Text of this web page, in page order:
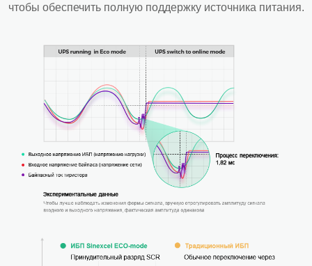
чтобы обеспечить полную поддержку источника питания.